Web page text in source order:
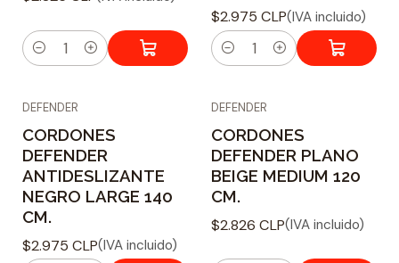
d
d
C
n
t
i
d
a
d
$2.975 CLP(IVA incluido)
C
n
t
i
d
d
DEFENDER
CORDONES
DEFENDER
ANTIDESLIZANTE
NEGRO LARGE 140
CM.
$2.975 CLP(IVA incluido)
DEFENDER
CORDONES
DEFENDER PLANO
BEIGE MEDIUM 120
CM.
$2.826 CLP(IVA incluido)